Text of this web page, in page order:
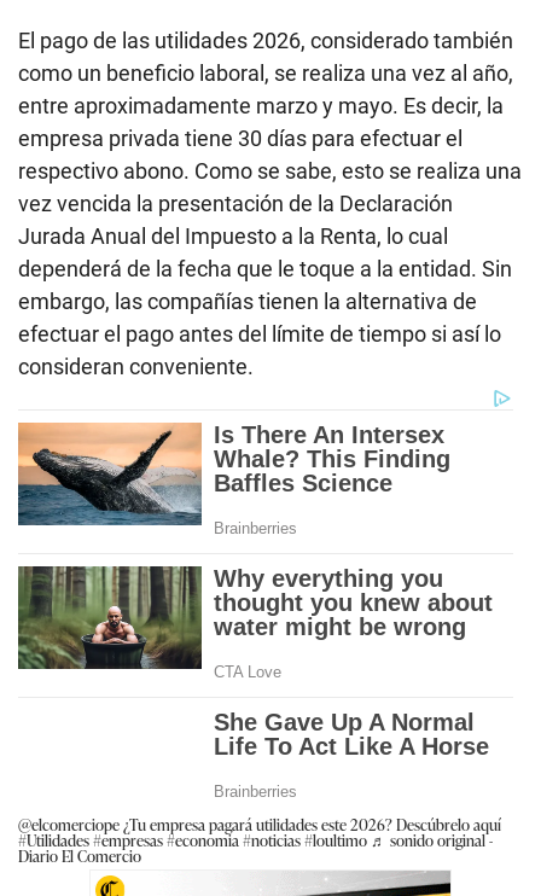
El pago de las utilidades 2026, considerado también
como un beneficio laboral, se realiza una vez al año,
entre aproximadamente marzo y mayo. Es decir, la
empresa privada tiene 30 días para efectuar el
respectivo abono. Como se sabe, esto se realiza una
vez vencida la presentación de la Declaración
Jurada Anual del Impuesto a la Renta, lo cual
dependerá de la fecha que le toque a la entidad. Sin
embargo, las compañías tienen la alternativa de
efectuar el pago antes del límite de tiempo si así lo
consideran conveniente.
@elcomerciope ¿Tu empresa pagará utilidades este 2026? Descúbrelo aquí
#Utilidades#empresas#economia #noticias#loultimo ♬ sonido original -
Diario El Comercio